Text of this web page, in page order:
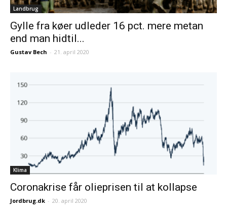
Landbrug
Gylle fra køer udleder 16 pct. mere metan
end man hidtil...
Gustav Bech - 21. april 2020
Klima
Coronakrise får olieprisen til at kollapse
Jordbrug.dk - 20. april 2020